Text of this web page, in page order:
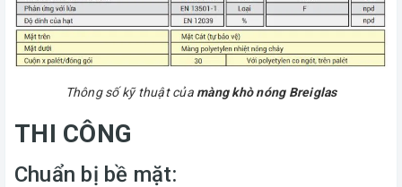
Thông số kỹ thuật của màng khò nóng Breiglas
THI CÔNG
Chuẩn bị bề mặt: